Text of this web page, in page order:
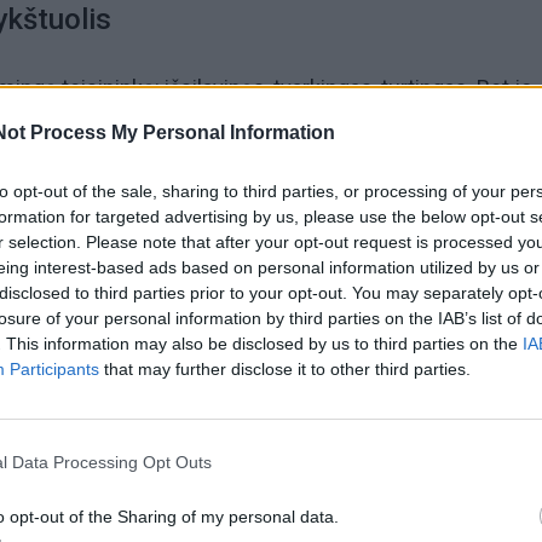
Process My Personal Information
opt-out of the sale, sharing to third parties, or processing of your
for targeted advertising by us, please use the below opt-out
selection. Please note that after your opt-out request is processed
interest-based ads based on personal information utilized by us
to third parties prior to your opt-out. You may separately
of your personal information by third parties on the IAB’s list of
This information may also be disclosed by us to third parties on the
Participants that may further disclose it to other third parties.
Data Processing Opt Outs
opt-out of the Sharing of my personal data.
teisininką: išsilavinęs, tvarkingas, turtingas. Bet jo
kokią romantiką. Vakarienė restorane? „Kam, jei parke
o moteris kaltinama merkantilizmu. Bet koks
nuolatinio skaičiavimo našta.
į save: socialiniai tinklai perpildyti jo asmenukėmis
Šalia jo beveik nėra vietos kitam žmogui.
fonu, o santykiai virsta jo ego stebėjimu, o ne bendru